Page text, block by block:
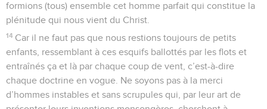
formions (tous) ensemble cet homme parfait qui constitue la
plénitude qui nous vient du Christ.
14 Car il ne faut pas que nous restions toujours de petits
enfants, ressemblant à ces esquifs ballottés par les flots et
entraînés ça et là par chaque coup de vent, c’est-à-dire
chaque doctrine en vogue. Ne soyons pas à la merci
d’hommes instables et sans scrupules qui, par leur art de